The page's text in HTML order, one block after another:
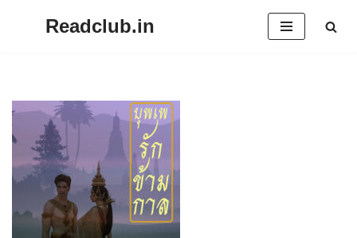
content
Readclub.in